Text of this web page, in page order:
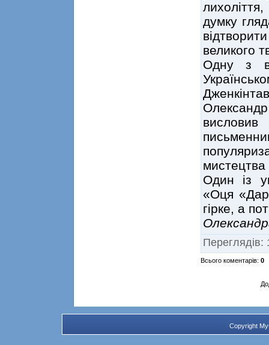
думку
великого
Одну з
мистецтва
Один із
«Оця
гірке, а
Переглядів:
Всього коментарів: 0
Copyright